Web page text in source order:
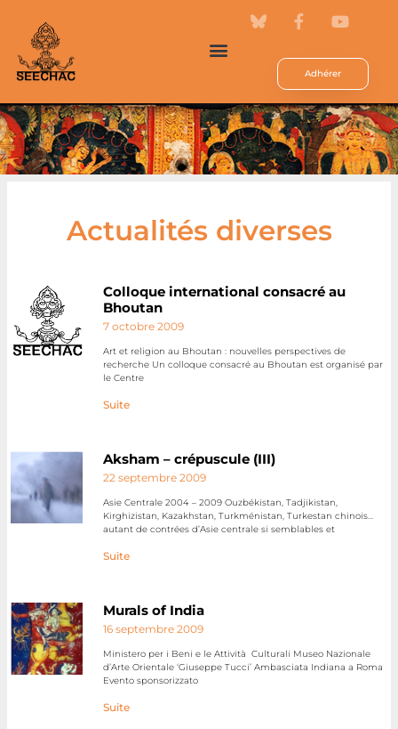
Adhérer
Actualités diverses
Colloque international consacré au
Bhoutan
7 octobre 2009
Art et religion au Bhoutan : nouvelles perspectives de
recherche Un colloque consacré au Bhoutan est organisé par
le Centre
Suite
Aksham – crépuscule (III)
22 septembre 2009
Asie Centrale 2004 – 2009 Ouzbékistan, Tadjikistan,
Kirghizistan, Kazakhstan, Turkménistan, Turkestan chinois…
autant de contrées d’Asie centrale si semblables et
Suite
Murals of India
16 septembre 2009
Ministero per i Beni e le Attività Culturali Museo Nazionale
d’Arte Orientale ‘Giuseppe Tucci’ Ambasciata Indiana a Roma
Evento sponsorizzato
Suite